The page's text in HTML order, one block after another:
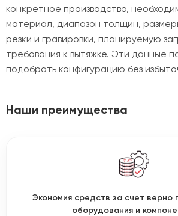
конкретное производство,
материал, диапазон толщин,
резки и гравировки, планируемую
требования к вытяжке. Эти данные
подобрать конфигурацию без
Наши преимущества
Экономия средств за счет верно
оборудования и